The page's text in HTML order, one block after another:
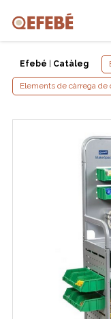
Efebé Catàleg
Elements de càrrega de